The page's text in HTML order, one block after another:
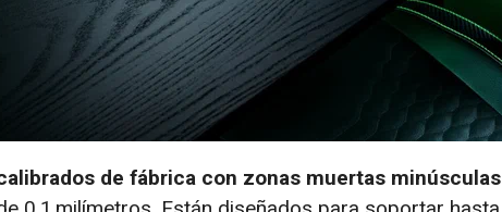
de fábrica con zonas muertas minúsculas